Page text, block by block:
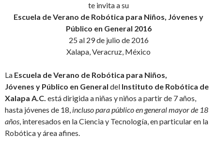
te invita a su
Escuela de Verano de Robótica para Niños, Jóvenes y
Público en General 2016
25 al 29 de julio de 2016
Xalapa, Veracruz, México
La Escuela de Verano de Robótica para Niños,
Jóvenes y Público en General del Instituto de Robótica de
Xalapa A.C. está dirigida a niñas y niños a partir de 7 años,
hasta jóvenes de 18, incluso para público en general mayor de 18
años, interesados en la Ciencia y Tecnología, en particular en la
Robótica y área afines.